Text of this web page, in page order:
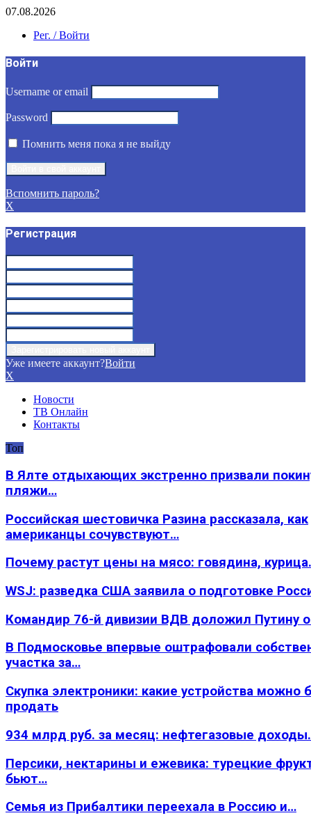
07.08.2026
Рег. / Войти
Войти
Username or email
Password
Помнить меня пока я не выйду
Вспомнить пароль?
X
Регистрация
Уже имеете аккаунт?Войти
X
Новости
ТВ Онлайн
Контакты
Топ
В Ялте отдыхающих экстренно призвали
пляжи…
Российская шестовичка Разина рассказала, как
американцы сочувствуют…
Почему растут цены на мясо: говядина,
WSJ: разведка США заявила о подготовке
Командир 76-й дивизии ВДВ доложил Путину
В Подмосковье впервые оштрафовали
участка за…
Скупка электроники: какие устройства можно
продать
934 млрд руб. за месяц: нефтегазовые
Персики, нектарины и ежевика: турецкие
бьют…
Семья из Прибалтики переехала в Россию и…